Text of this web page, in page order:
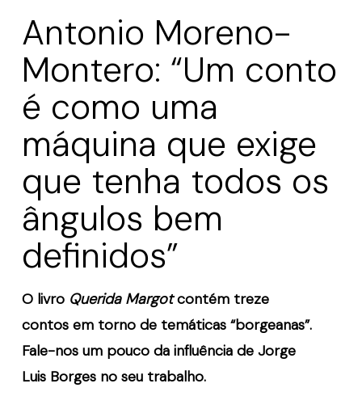
Antonio Moreno-
Montero: “Um conto
é como uma
máquina que exige
que tenha todos os
ângulos bem
definidos”
O livro Querida Margotcontém treze
contos em torno de temáticas “borgeanas”.
Fale-nos um pouco da influência de Jorge
Luis Borges no seu trabalho.